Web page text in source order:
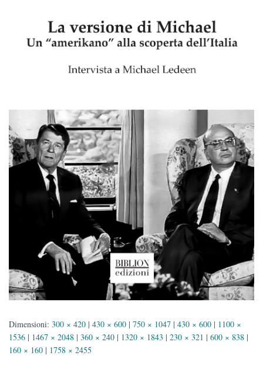
Dimensioni: 300 × 420 | 430 × 600 | 750 × 1047 | 430 × 600 | 1100 ×
1536 | 1467 × 2048 | 360 × 240 | 1320 × 1843 | 230 × 321 | 600 × 838 |
160 × 160 | 1758 × 2455